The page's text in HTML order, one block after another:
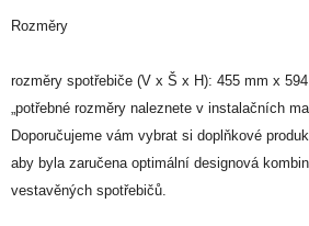
Rozměry
rozměry spotřebiče (V x Š x H): 455 mm x
„potřebné rozměry naleznete v instalačních
Doporučujeme vám vybrat si doplňkové
aby byla zaručena optimální designová
vestavěných spotřebičů.